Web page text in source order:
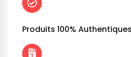
Produits 100% Authentiques